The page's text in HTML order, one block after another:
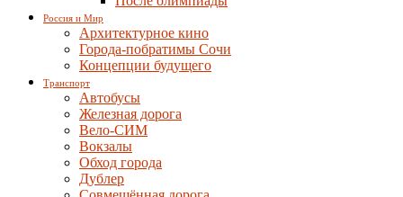
Россия и Мир
Архитектурное кино
Города-побратимы Сочи
Концепции будущего
Транспорт
Автобусы
Железная дорога
Вело-СИМ
Вокзалы
Обход города
Дублер